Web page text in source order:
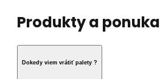
Produkty a ponuka
Dokedy viem vrátiť palety ?